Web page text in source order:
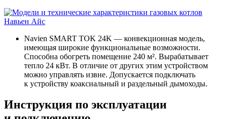
Navien SMART TOK 24K — конвекционная модель,
имеющая широкие функциональные возможности.
Способна обогреть помещение 240 м². Вырабатывает
тепло 24 кВт. В отличие от других этим устройством
можно управлять извне. Допускается подключать
к устройству коаксиальный и раздельный дымоходы.
Инструкция по эксплуатации